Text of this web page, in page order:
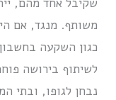
משותף. מנגד, אם
כגון השקעה
לשיתוף בירושה
נבחן לגופו, ובתי